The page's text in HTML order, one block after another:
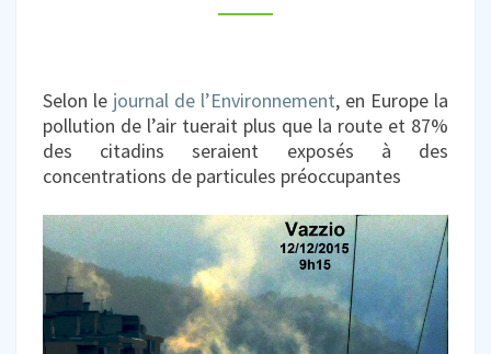
EN
PRODUIRE
DE
L’ÉLECTRICITÉ.
Selon le journal de l’Environnement, en Europe la
pollution de l’air tuerait plus que la route et 87%
des citadins seraient exposés à des
concentrations de particules préoccupantes